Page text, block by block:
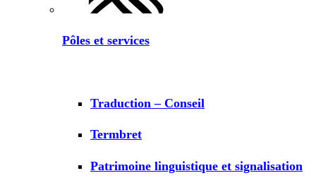
Pôles et services
Traduction – Conseil
Termbret
Patrimoine linguistique et signalisation